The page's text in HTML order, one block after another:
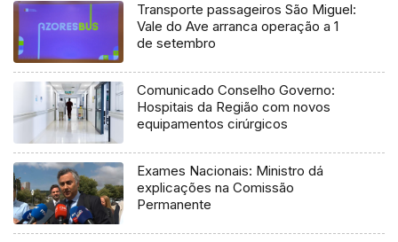
Transporte passageiros São Miguel:
Vale do Ave arranca operação a 1
de setembro
Comunicado Conselho Governo:
Hospitais da Região com novos
equipamentos cirúrgicos
Exames Nacionais: Ministro dá
explicações na Comissão
Permanente